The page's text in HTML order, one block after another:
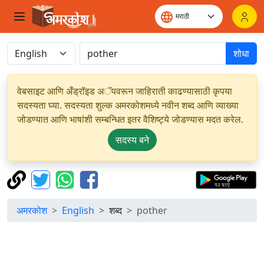
शोधा
वेबसाइट आणि अँड्रॉइड अॅपवरून जाहिराती काढण्यासाठी कृपया
सदस्यता घ्या. सदस्यता शुल्क अमरकोशमध्ये नवीन शब्द आणि व्याख्या
जोडण्यात आणि भाषांशी सम्बन्धित इतर वैशिष्ट्ये जोडण्यास मदत करेल.
सदस्य बने
अमरकोश English शब्द pother